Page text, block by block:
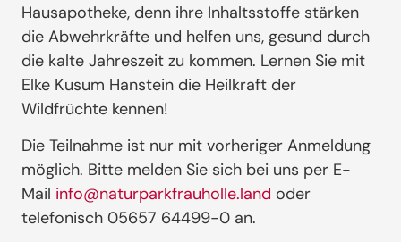
Hausapotheke, denn ihre Inhaltsstoffe stärken
die Abwehrkräfte und helfen uns, gesund durch
die kalte Jahreszeit zu kommen. Lernen Sie mit
Elke Kusum Hanstein die Heilkraft der
Wildfrüchte kennen!
Die Teilnahme ist nur mit vorheriger Anmeldung
möglich. Bitte melden Sie sich bei uns per E-
Mail info@naturparkfrauholle.land oder
telefonisch 05657 64499-0 an.